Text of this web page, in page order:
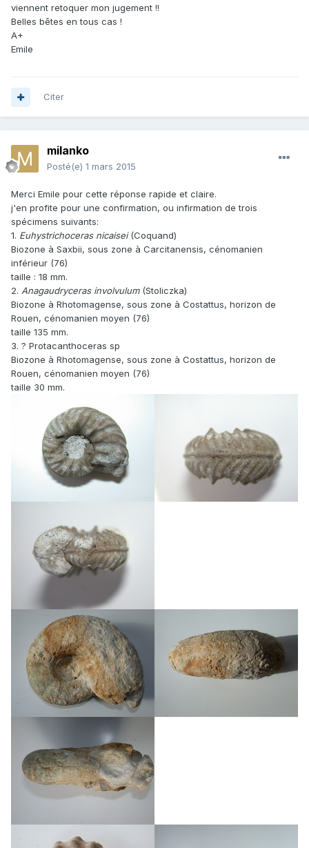
viennent retoquer mon jugement !!
Belles bêtes en tous cas !
A+
Emile
Citer
milanko
Posté(e) 1 mars 2015
Merci Emile pour cette réponse rapide et claire.
j'en profite pour une confirmation, ou infirmation de trois
spécimens suivants:
1. Euhystrichoceras nicaisei(Coquand)
Biozone à Saxbii, sous zone à Carcitanensis, cénomanien
inférieur (76)
taille : 18 mm.
2. Anagaudryceras involvulum(Stoliczka)
Biozone à Rhotomagense, sous zone à Costattus, horizon de
Rouen, cénomanien moyen (76)
taille 135 mm.
3. ? Protacanthoceras sp
Biozone à Rhotomagense, sous zone à Costattus, horizon de
Rouen, cénomanien moyen (76)
taille 30 mm.